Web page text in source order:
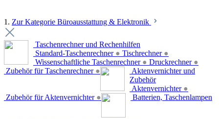
1. Zur Kategorie Büroausstattung & Elektronik
Taschenrechner und Rechenhilfen
Standard-Taschenrechner ● Tischrechner ●
Wissenschaftliche Taschenrechner ● Druckrechner ●
Zubehör für Taschenrechner ●
Aktenvernichter und
Zubehör
Aktenvernichter ●
Zubehör für Aktenvernichter ● Batterien, Taschenlampen